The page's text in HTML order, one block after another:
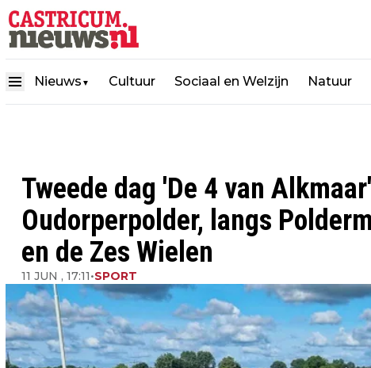
Nieuws ▼ Cultuur Sociaal en Welzijn Natuur
Tweede dag 'De 4 van
Oudorperpolder, langs
en de Zes Wielen
11 JUN , 17:11•SPORT